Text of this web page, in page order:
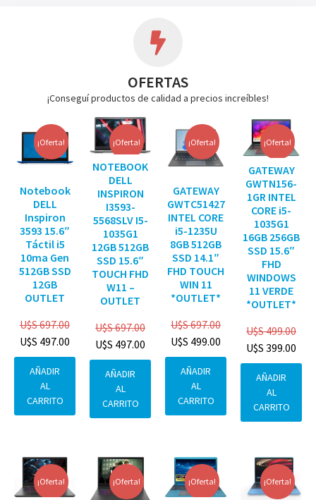
OFERTAS
¡Conseguí productos de calidad a precios increíbles!
¡Oferta!
Notebook
DELL
Inspiron
3593 15.6″
Táctil i5
10ma Gen
512GB SSD
12GB
OUTLET
U$S697.00
U$S 497.00
AÑADIR
AL
CARRITO
¡Oferta!
NOTEBOOK
DELL
INSPIRON
I3593-
5568SLV I5-
1035G1
12GB 512GB
SSD 15.6″
TOUCH FHD
W11 –
OUTLET
U$S697.00
U$S 497.00
AÑADIR
AL
CARRITO
¡Oferta!
GATEWAY
GWTC51427
INTEL CORE
i5-1235U
8GB 512GB
SSD 14.1″
FHD TOUCH
WIN 11
*OUTLET*
U$S697.00
U$S 499.00
AÑADIR
AL
CARRITO
¡Oferta!
GATEWAY
GWTN156-
1GR INTEL
CORE i5-
1035G1
16GB 256GB
SSD 15.6″
FHD
WINDOWS
11 VERDE
*OUTLET*
U$S499.00
U$S 399.00
AÑADIR
AL
CARRITO
¡Oferta! ¡Oferta! ¡Oferta! ¡Oferta!